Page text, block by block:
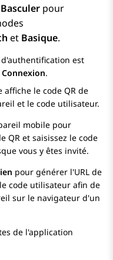
Basculer pour
et Basique.
est
Connexion.
affiche le code QR de
et le code utilisateur.
mobile pour
QR et saisissez le code
vous y êtes invité.
pour générer l'URL de
code utilisateur afin de
sur le navigateur d'un
de l'application